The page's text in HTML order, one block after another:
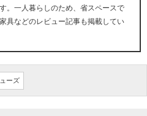
。一人暮らしのため、省スペースで
具などのレビュー記事も掲載してい
ーズ